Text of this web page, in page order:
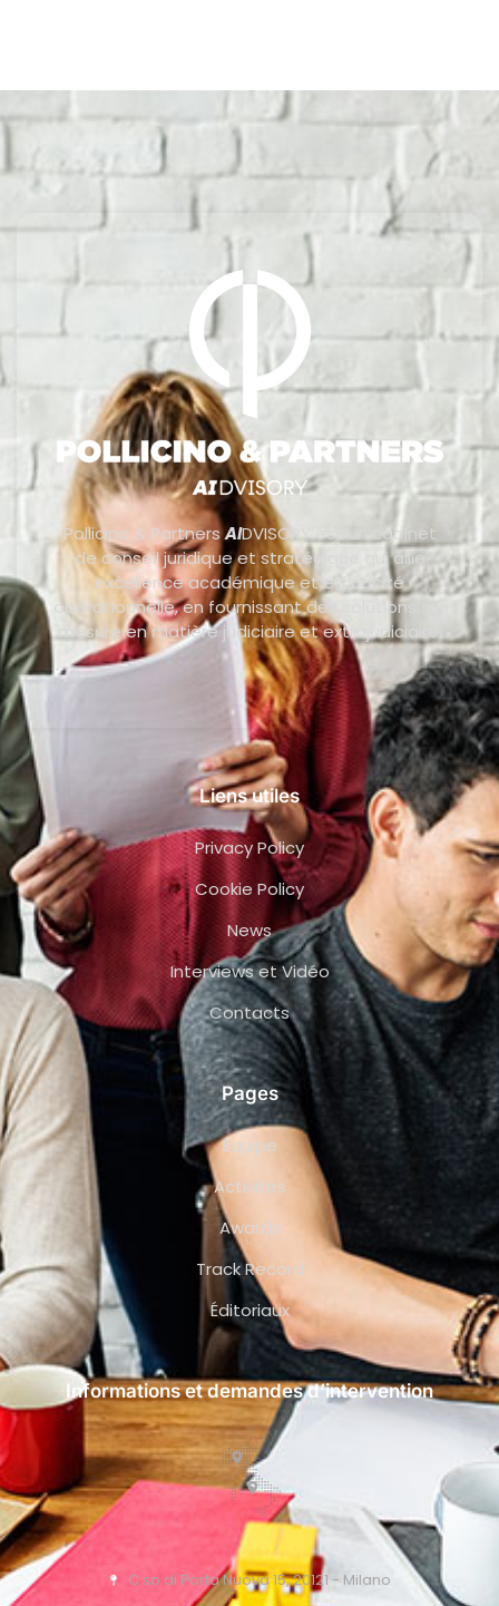
Pollicino & PartnersAIDVISORY est un cabinet
de conseil juridique et stratégique qui allie
excellence académique et efficacité
opérationnelle, en fournissant des solutions sur
mesure en matière judiciaire et extrajudiciaire.
Liens utiles
Privacy Policy
Cookie Policy
News
Interviews et Vidéo
Contacts
Pages
Équipe
Activités
Awards
Track Record
Éditoriaux
Informations et demandes d’intervention
C.so di Porta Nuova 15, 20121 - Milano